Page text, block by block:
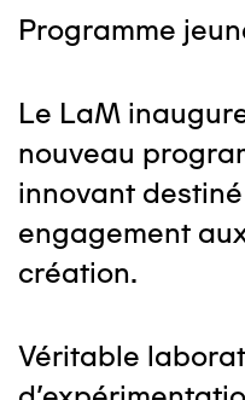
Programme
Le LaM
nouveau
innovant
engagement
création.
Véritable